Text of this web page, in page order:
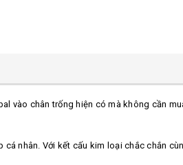
vào chân trống hiện có mà không cần
nhân. Với kết cấu kim loại chắc chắn